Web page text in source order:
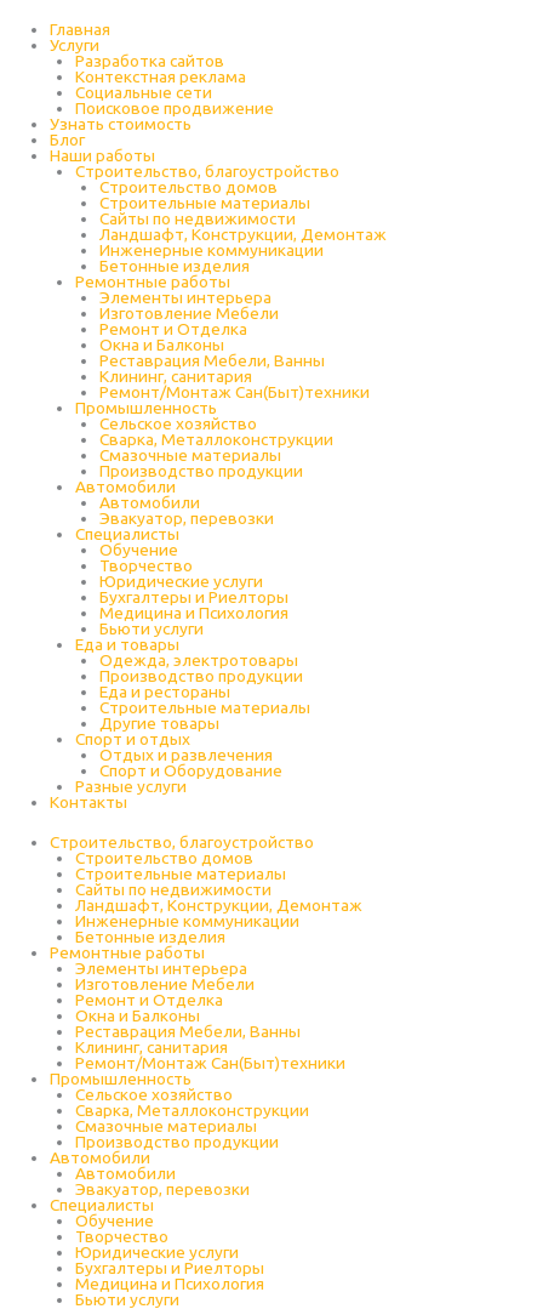
Главная
Услуги
Разработка сайтов
Контекстная реклама
Социальные сети
Поисковое продвижение
Узнать стоимость
Блог
Наши работы
Строительство, благоустройство
Строительство домов
Строительные материалы
Сайты по недвижимости
Ландшафт, Конструкции, Демонтаж
Инженерные коммуникации
Бетонные изделия
Ремонтные работы
Элементы интерьера
Изготовление Мебели
Ремонт и Отделка
Окна и Балконы
Реставрация Мебели, Ванны
Клининг, санитария
Ремонт/Монтаж Сан(Быт)техники
Промышленность
Cельское хозяйство
Сварка, Металлоконструкции
Cмазочные материалы
Производство продукции
Автомобили
Автомобили
Эвакуатор, перевозки
Специалисты
Обучение
Творчество
Юридические услуги
Бухгалтеры и Риелторы
Медицина и Психология
Бьюти услуги
Еда и товары
Одежда, электротовары
Производство продукции
Еда и рестораны
Строительные материалы
Другие товары
Спорт и отдых
Отдых и развлечения
Спорт и Оборудование
Разные услуги
Контакты
Строительство, благоустройство
Строительство домов
Строительные материалы
Сайты по недвижимости
Ландшафт, Конструкции, Демонтаж
Инженерные коммуникации
Бетонные изделия
Ремонтные работы
Элементы интерьера
Изготовление Мебели
Ремонт и Отделка
Окна и Балконы
Реставрация Мебели, Ванны
Клининг, санитария
Ремонт/Монтаж Сан(Быт)техники
Промышленность
Cельское хозяйство
Сварка, Металлоконструкции
Cмазочные материалы
Производство продукции
Автомобили
Автомобили
Эвакуатор, перевозки
Специалисты
Обучение
Творчество
Юридические услуги
Бухгалтеры и Риелторы
Медицина и Психология
Бьюти услуги